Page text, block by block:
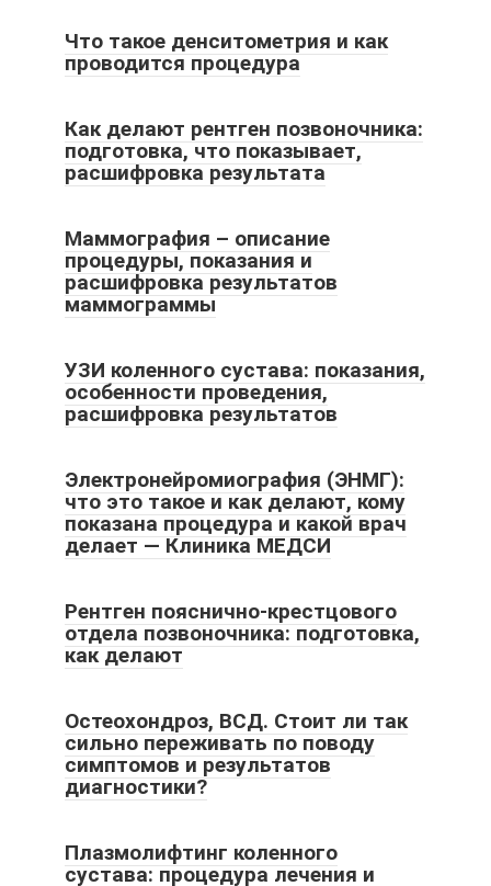
Что такое денситометрия и как
проводится процедура
Как делают рентген позвоночника:
подготовка, что показывает,
расшифровка результата
Маммография – описание
процедуры, показания и
расшифровка результатов
маммограммы
УЗИ коленного сустава: показания,
особенности проведения,
расшифровка результатов
Электронейромиография (ЭНМГ):
что это такое и как делают, кому
показана процедура и какой врач
делает — Клиника МЕДСИ
Рентген пояснично-крестцового
отдела позвоночника: подготовка,
как делают
Остеохондроз, ВСД. Стоит ли так
сильно переживать по поводу
симптомов и результатов
диагностики?
Плазмолифтинг коленного
сустава: процедура лечения и